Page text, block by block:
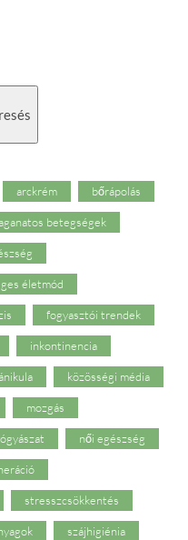
arckrém bőrápolás
betegségek
életmód
fogyasztói trendek
inkontinencia
közösségi média
mozgás
női egészség
stresszcsökkentés
szájhigiénia